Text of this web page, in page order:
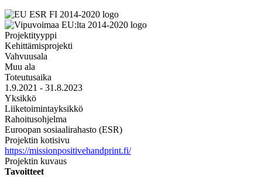
Projektityyppi
Kehittämisprojekti
Vahvuusala
Muu ala
Toteutusaika
1.9.2021 - 31.8.2023
Yksikkö
Liiketoimintayksikkö
Rahoitusohjelma
Euroopan sosiaalirahasto (ESR)
Projektin kotisivu
https://missionpositivehandprint.fi/
Projektin kuvaus
Tavoitteet